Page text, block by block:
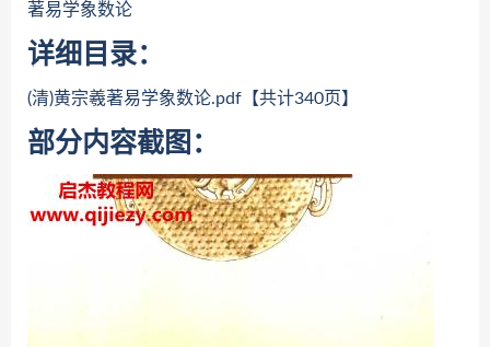
著易学象数论
详细目录：
(清)黄宗羲著易学象数论.pdf【共计340页】
部分内容截图：